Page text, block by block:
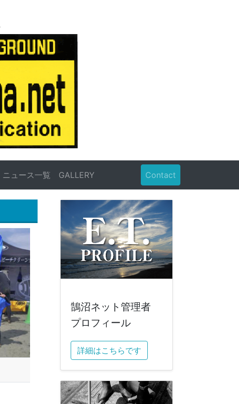
ニュース一覧 GALLERY Contact
鵠沼ネット管理者
プロフィール
詳細はこちらです